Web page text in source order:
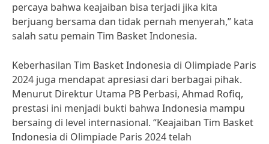
percaya bahwa keajaiban bisa terjadi jika kita
berjuang bersama dan tidak pernah menyerah,” kata
salah satu pemain Tim Basket Indonesia.
Keberhasilan Tim Basket Indonesia di Olimpiade Paris
2024 juga mendapat apresiasi dari berbagai pihak.
Menurut Direktur Utama PB Perbasi, Ahmad Rofiq,
prestasi ini menjadi bukti bahwa Indonesia mampu
bersaing di level internasional. “Keajaiban Tim Basket
Indonesia di Olimpiade Paris 2024 telah